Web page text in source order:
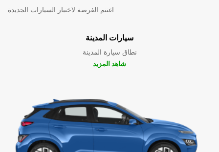
اغتنم الفرصة لاختبار السيارات الجديدة
سيارات المدينة
نطاق سيارة المدينة
شاهد المزيد